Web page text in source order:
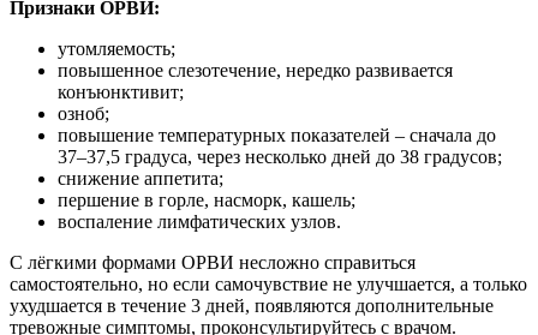
Признаки ОРВИ:
утомляемость;
повышенное слезотечение, нередко развивается
конъюнктивит;
озноб;
повышение температурных показателей – сначала до
37–37,5 градуса, через несколько дней до 38 градусов;
снижение аппетита;
першение в горле, насморк, кашель;
воспаление лимфатических узлов.
С лёгкими формами ОРВИ несложно справиться
самостоятельно, но если самочувствие не улучшается, а только
ухудшается в течение 3 дней, появляются дополнительные
тревожные симптомы, проконсультируйтесь с врачом.